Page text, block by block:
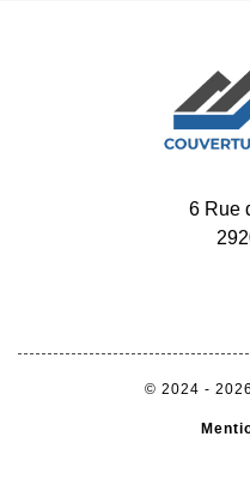
6 Rue
© 2024 -